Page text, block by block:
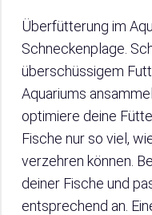
Überfütterung im
Schneckenplage.
überschüssigem
Aquariums
optimiere deine
Fische nur so viel,
verzehren können.
deiner Fische und
entsprechend an.